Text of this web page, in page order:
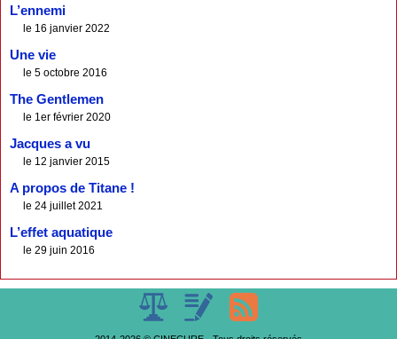
L’ennemi
le 16 janvier 2022
Une vie
le 5 octobre 2016
The Gentlemen
le 1er février 2020
Jacques a vu
le 12 janvier 2015
A propos de Titane !
le 24 juillet 2021
L’effet aquatique
le 29 juin 2016